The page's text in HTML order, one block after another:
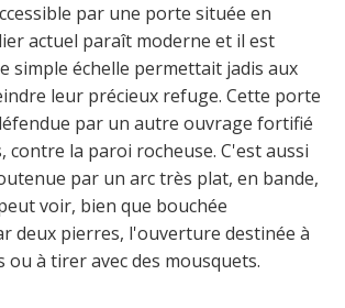
par une porte située en
actuel paraît moderne et il est
simple échelle permettait jadis aux
leur précieux refuge. Cette porte
par un autre ouvrage fortifié
contre la paroi rocheuse. C'est aussi
par un arc très plat, en bande,
voir, bien que bouchée
deux pierres, l'ouverture destinée à
ou à tirer avec des mousquets.